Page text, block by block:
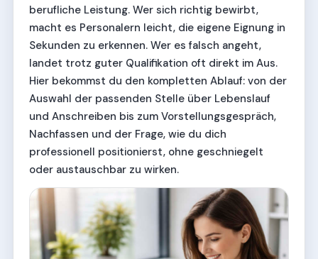
berufliche Leistung. Wer sich richtig bewirbt,
macht es Personalern leicht, die eigene Eignung in
Sekunden zu erkennen. Wer es falsch angeht,
landet trotz guter Qualifikation oft direkt im Aus.
Hier bekommst du den kompletten Ablauf: von der
Auswahl der passenden Stelle über Lebenslauf
und Anschreiben bis zum Vorstellungsgespräch,
Nachfassen und der Frage, wie du dich
professionell positionierst, ohne geschniegelt
oder austauschbar zu wirken.